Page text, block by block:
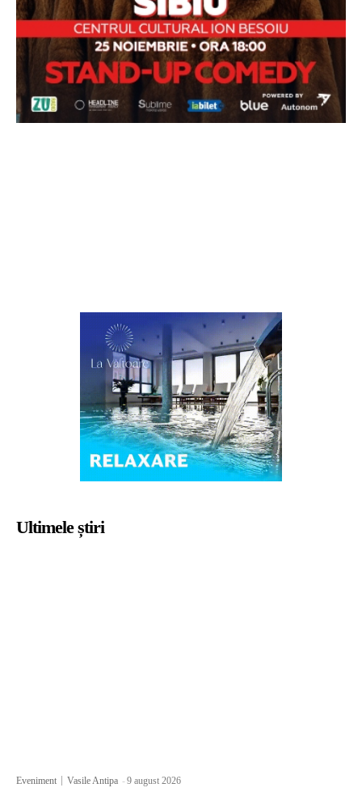
Ultimele știri
Eveniment Vasile Antipa -9 august 2026